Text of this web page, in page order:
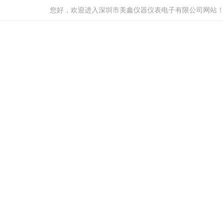
您好，欢迎进入深圳市美鑫仪器仪表电子有限公司网站